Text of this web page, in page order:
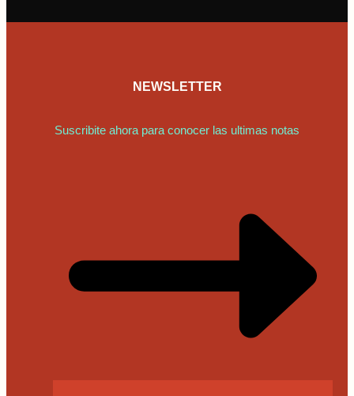
NEWSLETTER
Suscribite ahora para conocer las ultimas notas